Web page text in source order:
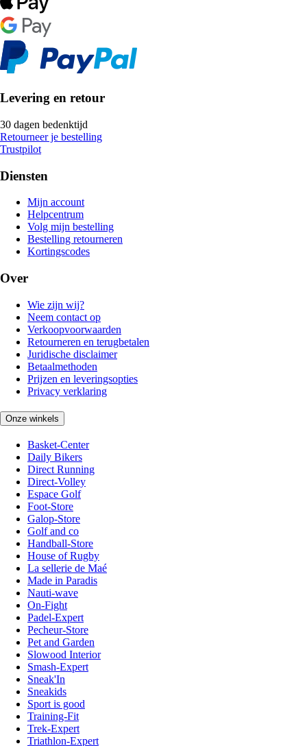
Levering en retour
30 dagen bedenktijd
Retourneer je bestelling
Trustpilot
Diensten
Mijn account
Helpcentrum
Volg mijn bestelling
Bestelling retourneren
Kortingscodes
Over
Wie zijn wij?
Neem contact op
Verkoopvoorwaarden
Retourneren en terugbetalen
Juridische disclaimer
Betaalmethoden
Prijzen en leveringsopties
Privacy verklaring
Onze winkels
Basket-Center
Daily Bikers
Direct Running
Direct-Volley
Espace Golf
Foot-Store
Galop-Store
Golf and co
Handball-Store
House of Rugby
La sellerie de Maé
Made in Paradis
Nauti-wave
On-Fight
Padel-Expert
Pecheur-Store
Pet and Garden
Slowood Interior
Smash-Expert
Sneak'In
Sneakids
Sport is good
Training-Fit
Trek-Expert
Triathlon-Expert